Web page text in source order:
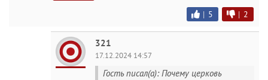
| 5 | 2
321
17.12.2024 14:57
Гость писал(а): Почему церковь